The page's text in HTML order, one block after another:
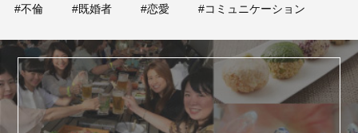
#不倫 #既婚者 #恋愛 #コミュニケーション